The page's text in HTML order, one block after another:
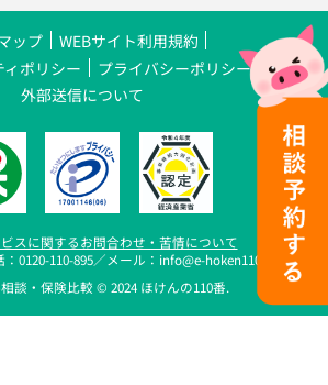
ップ
WEBサイト利用規約
ポリシー
プライバシーポリシー
外部送信について
スに関するお問合わせ・苦情について
：0120-110-895／メール：info@e-hoken110.com
談・保険比較 © 2024 ほけんの110番.